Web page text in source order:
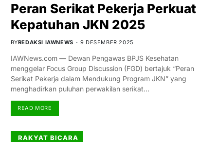
Peran Serikat Pekerja Perkuat
Kepatuhan JKN 2025
BYREDAKSI IAWNEWS 9 DESEMBER 2025
IAWNews.com — Dewan Pengawas BPJS Kesehatan
menggelar Focus Group Discussion (FGD) bertajuk “Peran
Serikat Pekerja dalam Mendukung Program JKN” yang
menghadirkan puluhan perwakilan serikat…
READ MORE
RAKYAT BICARA